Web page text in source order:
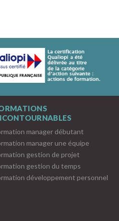
manager débutant
manager une équipe
gestion de projet
gestion du temps
développement personnel